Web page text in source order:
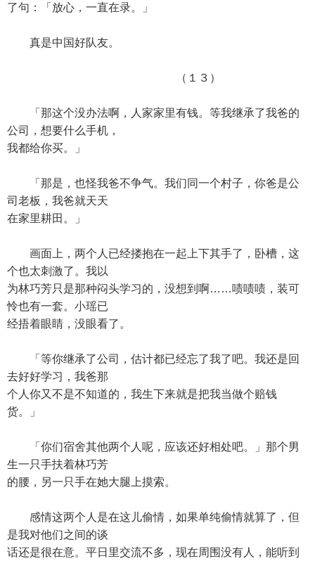
了句：「放心，一直在录。」
真是中国好队友。
（１３）
「那这个没办法啊，人家家里有钱。等我继承了我爸的
公司，想要什么手机，
我都给你买。」
「那是，也怪我爸不争气。我们同一个村子，你爸是公
司老板，我爸就天天
在家里耕田。」
画面上，两个人已经搂抱在一起上下其手了，卧槽，这
个也太刺激了。我以
为林巧芳只是那种闷头学习的，没想到啊……啧啧啧，装可
怜也有一套。小瑶已
经捂着眼睛，没眼看了。
「等你继承了公司，估计都已经忘了我了吧。我还是回
去好好学习，我爸那
个人你又不是不知道的，我生下来就是把我当做个赔钱
货。」
「你们宿舍其他两个人呢，应该还好相处吧。」那个男
生一只手扶着林巧芳
的腰，另一只手在她大腿上摸索。
感情这两个人是在这儿偷情，如果单纯偷情就算了，但
是我对他们之间的谈
话还是很在意。平日里交流不多，现在周围没有人，能听到